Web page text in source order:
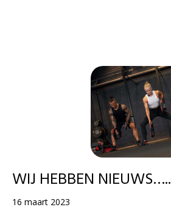
WIJ HEBBEN NIEUWS…..
16 maart 2023